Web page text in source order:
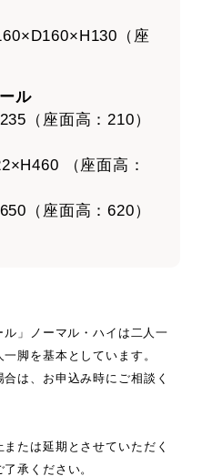
（座
ル
（座面高：210）
（座面高：
（座面高：620）
」ノーマル・ハイは二人一
脚を基本としています。
は、お申込み時にご相談く
たは延期とさせていただく
承ください。